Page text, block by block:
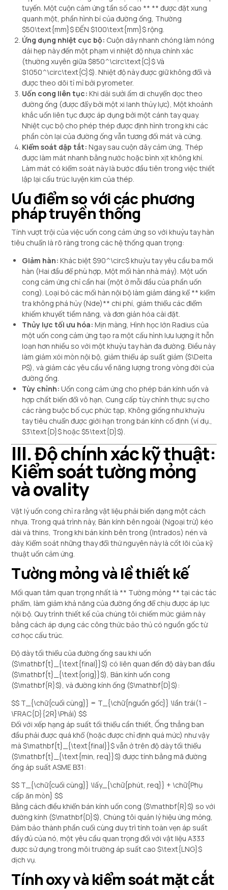
tuyến. Một cuộn cảm ứng tần số cao ** ** được đặt xung
quanh một, phần hình bí của đường ống, Thường
$50\text{mm}$ĐẾN$100\text{mm}$rộng.
Ứng dụng nhiệt cục bộ: Cuộn dây nhanh chóng làm nóng
dải hẹp này đến một phạm vi nhiệt độ nhựa chính xác
(thường xuyên giữa$850^\circ\text{C}$Và
$1050^\circ\text{C}$). Nhiệt độ này được giữ không đổi và
được theo dõi tỉ mỉ bởi pyrometer.
Uốn cong liên tục: Khi dải sưởi ấm di chuyển dọc theo
đường ống (được đẩy bởi một xi lanh thủy lực), Một khoảnh
khắc uốn liên tục được áp dụng bởi một cánh tay quay.
Nhiệt cục bộ cho phép thép được định hình trong khi các
phần còn lại của đường ống vẫn tương đối mát và cứng.
Kiểm soát dập tắt: Ngay sau cuộn dây cảm ứng, Thép
được làm mát nhanh bằng nước hoặc bình xịt không khí.
Làm mát có kiểm soát này là bước đầu tiên trong việc thiết
lập lại cấu trúc luyện kim của thép.
Ưu điểm so với các phương
pháp truyền thống
Tính vượt trội của việc uốn cong cảm ứng so với khuỷu tay hàn
tiêu chuẩn là rõ ràng trong các hệ thống quan trọng:
Giảm hàn: Khác biệt$90^\circ$khuỷu tay yêu cầu ba mối
hàn (Hai đầu để phù hợp, Một mối hàn nhà máy). Một uốn
cong cảm ứng chỉ cần hai (một ở mỗi đầu của phần uốn
cong). Loại bỏ các mối hàn nội bộ làm giảm đáng kể ** kiểm
tra không phá hủy (Nde)** chi phí, giảm thiểu các điểm
khiếm khuyết tiềm năng, và đơn giản hóa cài đặt.
Thủy lực tối ưu hóa: Mịn màng, Hình học lớn Radius của
một uốn cong cảm ứng tạo ra một cấu hình lưu lượng ít hỗn
loạn hơn nhiều so với một khuỷu tay hàn đa đường. Điều này
làm giảm xói mòn nội bộ, giảm thiểu áp suất giảm ($\Delta
P$), và giảm các yêu cầu về năng lượng trong vòng đời của
đường ống.
Tùy chỉnh: Uốn cong cảm ứng cho phép bán kính uốn và
hợp chất biến đổi vô hạn, Cung cấp tùy chỉnh thực sự cho
các ràng buộc bố cục phức tạp, Không giống như khuỷu
tay tiêu chuẩn được giới hạn trong bán kính cố định (ví dụ.,
$3\text{D}$hoặc$5\text{D}$).
III. Độ chính xác kỹ thuật:
Kiểm soát tường mỏng
và ovality
Vật lý uốn cong chỉ ra rằng vật liệu phải biến dạng một cách
nhựa. Trong quá trình này, Bán kính bên ngoài (Ngoại trừ) kéo
dài và thins, Trong khi bán kính bên trong (Intrados) nén và
dày. Kiểm soát những thay đổi thứ nguyên này là cốt lõi của kỹ
thuật uốn cảm ứng.
Tường mỏng và lề thiết kế
Mối quan tâm quan trọng nhất là ** Tường mỏng ** tại các tác
phẩm, làm giảm khả năng của đường ống để chịu được áp lực
nội bộ. Quy trình thiết kế của chúng tôi chiếm mức giảm này
bằng cách áp dụng các công thức bảo thủ có nguồn gốc từ
cơ học cấu trúc.
Độ dày tối thiểu của đường ống sau khi uốn
($\mathbf{t}_{\text{final}}$) có liên quan đến độ dày ban đầu
($\mathbf{t}_{\text{orig}}$), Bán kính uốn cong
($\mathbf{R}$), và đường kính ống ($\mathbf{D}$):
$$ T_{\chữ{cuối cùng}} = T_{\chữ{nguồn gốc}} \lần trái(1 –
\FRAC{D}{2R}\Phải)$$
Đối với xếp hạng áp suất tối thiểu cần thiết, Ống thẳng ban
đầu phải được quá khổ (hoặc được chỉ định quá mức) như vậy
mà$\mathbf{t}_{\text{final}}$vẫn ở trên độ dày tối thiểu
($\mathbf{t}_{\text{min, req}}$) được tính bằng mã đường
ống áp suất ASME B31:
$$ T_{\chữ{cuối cùng}} \lấy_{\chữ{phút, req}} + \chữ{Phụ
cấp ăn mòn}$$
Bằng cách điều khiển bán kính uốn cong ($\mathbf{R}$) so với
đường kính ($\mathbf{D}$), Chúng tôi quản lý hiệu ứng mỏng,
Đảm bảo thành phần cuối cùng duy trì tính toàn vẹn áp suất
đầy đủ của nó, một yêu cầu quan trọng đối với vật liệu A333
được sử dụng trong môi trường áp suất cao$\text{LNG}$
dịch vụ.
Tính oxy và kiểm soát mặt cắt